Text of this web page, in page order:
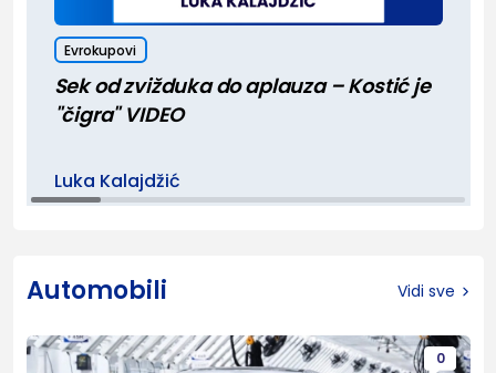
Evrokupovi
Sek od zvižduka do aplauza – Kostić je
"čigra" VIDEO
Luka Kalajdžić
Automobili Vidi sve
0